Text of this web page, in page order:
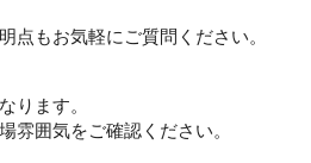
点もお気軽にご質問ください。
ります。
雰囲気をご確認ください。